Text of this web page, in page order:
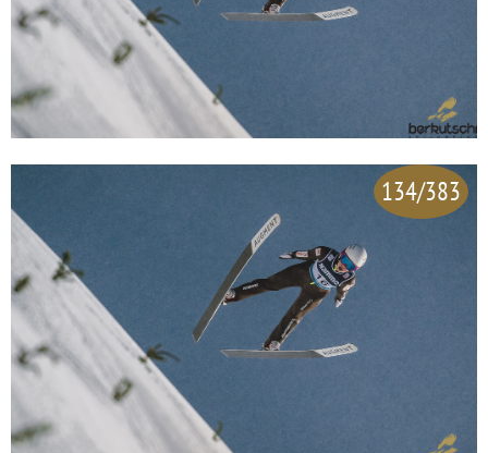
134/383